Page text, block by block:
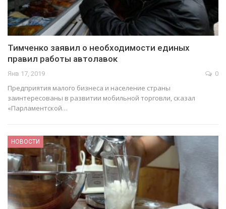
Тимченко заявил о необходимости единых
правил работы автолавок
Янв 17, 2019 0
Предприятия малого бизнеса и население страны
заинтересованы в развитии мобильной торговли, сказал
«Парламентской…
НОВОСТИ